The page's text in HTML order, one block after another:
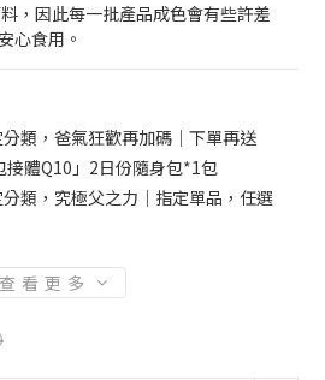
，因此每一批產品成色會有些許差
心食用。
分類，爸氣狂歡再加碼｜下單再送
接體Q10」2日份隨身包*1包
分類，究極父之力｜指定單品，任選
查看更多